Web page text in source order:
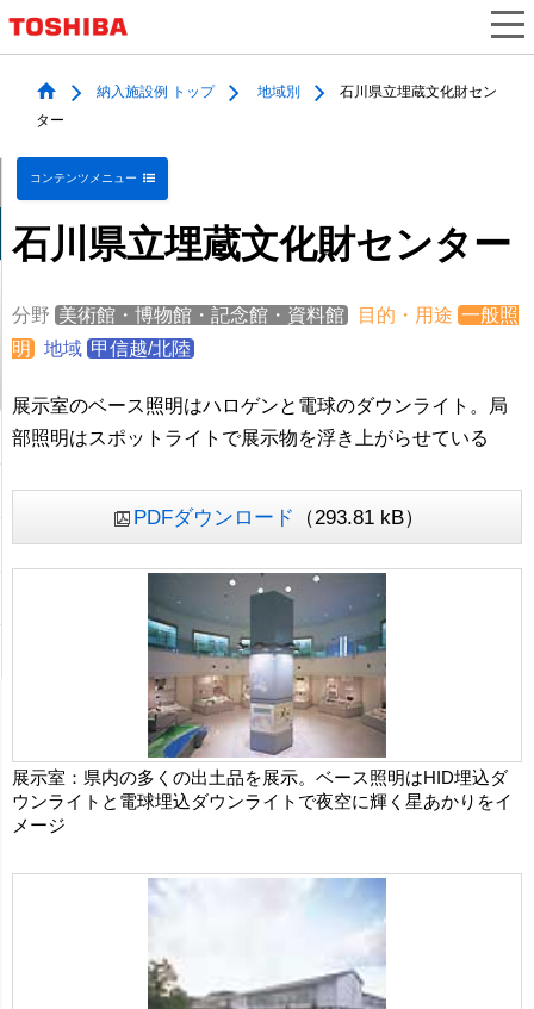
納入施設例 トップ 地域別
石川県立埋蔵文化財セン
ター
コンテンツメニュー
石川県立埋蔵文化財センター
分野 美術館・博物館・記念館・資料館 目的・用途 一般照
明
地域 甲信越/北陸
展示室のベース照明はハロゲンと電球のダウンライト。局
部照明はスポットライトで展示物を浮き上がらせている
PDFダウンロード （293.81 kB）
展示室：県内の多くの出土品を展示。ベース照明はHID埋込ダ
ウンライトと電球埋込ダウンライトで夜空に輝く星あかりをイ
メージ